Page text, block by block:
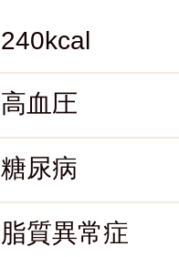
240kcal
高血圧
糖尿病
脂質異常症